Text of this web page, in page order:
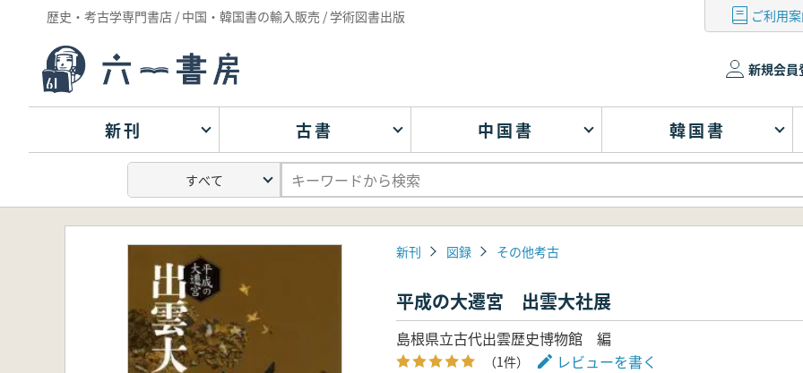
歴史・考古学専門書店 / 中国・韓国書の輸入販売 / 学術図書出版 ご利用
新規会員
新刊 古書 中国書 韓国書
新刊 図録 その他考古
平成の大遷宮 出雲大社展
島根県立古代出雲歴史博物館 編
（1件）
レビューを書く